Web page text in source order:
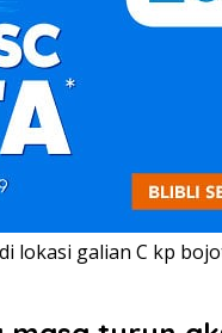
lokasi galian C kp